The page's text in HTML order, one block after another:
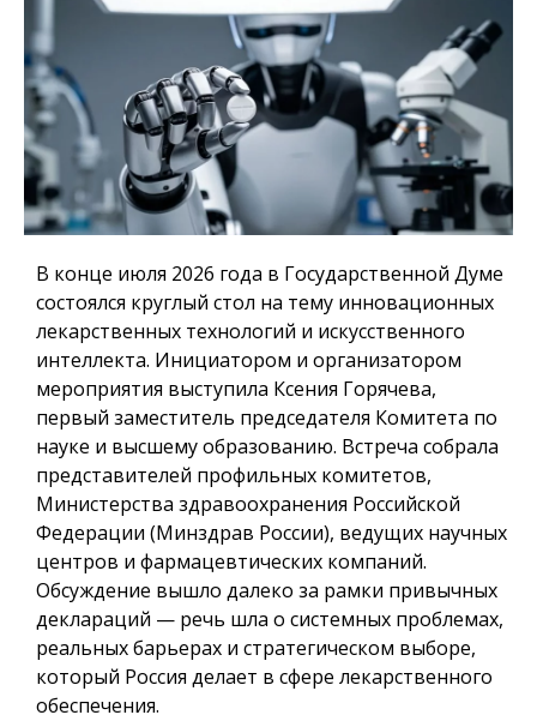
В конце июля 2026 года в Государственной Думе
состоялся круглый стол на тему инновационных
лекарственных технологий и искусственного
интеллекта. Инициатором и организатором
мероприятия выступила Ксения Горячева,
первый заместитель председателя Комитета по
науке и высшему образованию. Встреча собрала
представителей профильных комитетов,
Министерства здравоохранения Российской
Федерации (Минздрав России), ведущих научных
центров и фармацевтических компаний.
Обсуждение вышло далеко за рамки привычных
деклараций — речь шла о системных проблемах,
реальных барьерах и стратегическом выборе,
который Россия делает в сфере лекарственного
обеспечения.